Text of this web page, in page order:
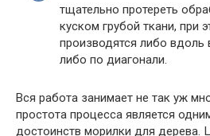
тщательно протереть
куском грубой ткани, при
производятся либо вдоль
либо по диагонали.
Вся работа занимает не так уж
простота процесса является
достоинств морилки для дерева.